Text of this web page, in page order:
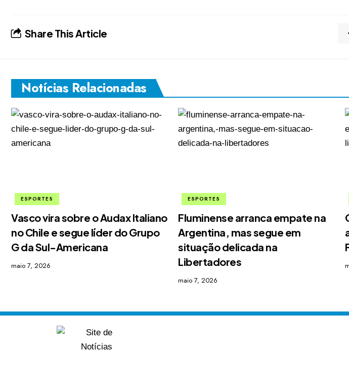
Share This Article
Notícias Relacionadas
ESPORTES
Vasco vira sobre o Audax Italiano
no Chile e segue líder do Grupo
G da Sul-Americana
maio 7, 2026
ESPORTES
Fluminense arranca empate na
Argentina, mas segue em
situação delicada na
Libertadores
maio 7, 2026